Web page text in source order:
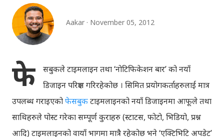
Aakar November 05, 2012
फे
सबुकले टाइमलाइन तथा ‘नोटिफिकेशन बार’ को नयाँ
डिजाइन परिक्षण गरिरहेकोछ । सिमित प्रयोगकर्ताहरुलाई मात्र
उपलब्ध गराइएकोफेसबुकटाइमलाइनको नयाँ डिजाइनमा आफूले तथा
साथिहरुले पोस्ट गरेका सम्पूर्ण कुराहरु (स्टाटस, फोटो, भिडियो, प्रश्न
आदि) टाइमलाइनको वायाँ भागमा मात्रै रहेकोछ भने ‘एक्टिभिटि अपडेट’